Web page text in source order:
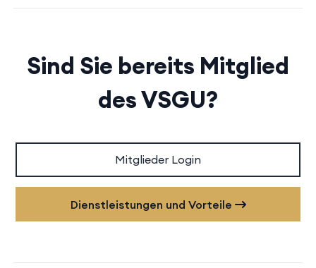
Sind Sie bereits Mitglied
des VSGU?
Mitglieder Login
Dienstleistungen und Vorteile